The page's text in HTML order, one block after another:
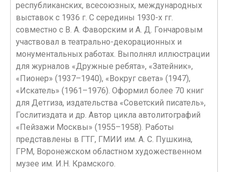
республиканских, всесоюзных, международных
выставок с 1936 г. С середины 1930-х гг.
совместно с В. А. Фаворским и А. Д. Гончаровым
участвовал в театрально-декорационных и
монументальных работах. Выполнял иллюстрации
для журналов «Дружные ребята», «Затейник»,
«Пионер» (1937–1940), «Вокруг света» (1947),
«Искатель» (1961–1976). Оформил более 70 книг
для Детгиза, издательства «Советский писатель»,
Гослитиздата и др. Автор цикла автолитографий
«Пейзажи Москвы» (1955–1958). Работы
представлены в ГТГ, ГМИИ им. А. С. Пушкина,
ГРМ, Воронежском областном художественном
музее им. И.Н. Крамского.